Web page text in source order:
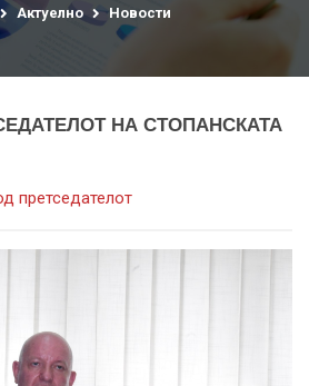
Актуелно Новости
НА СТОПАНСКАТА
претседателот